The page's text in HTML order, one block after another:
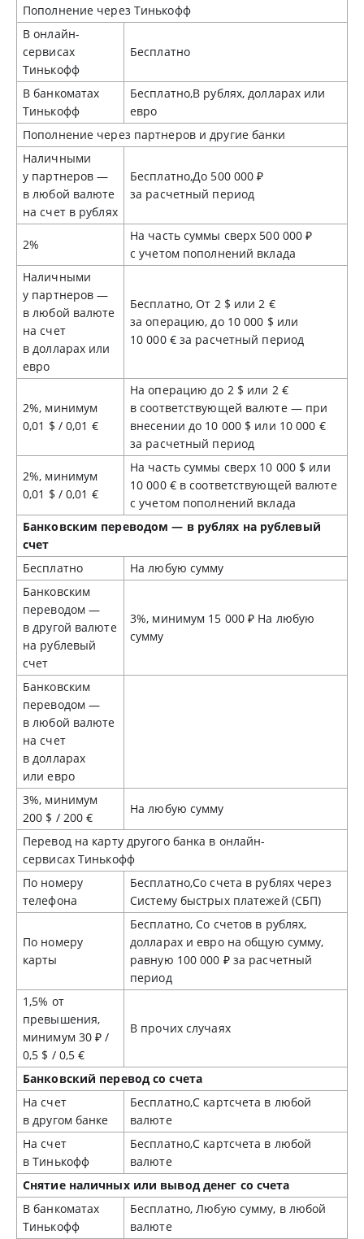
Пополнение через Тинькофф
В онлайн-
сервисах
Тинькофф
Бесплатно
В банкоматах
Тинькофф
Бесплатно,В рублях, долларах или
евро
Пополнение через партнеров и другие банки
Наличными
у партнеров —
в любой валюте
на счет в рублях
Бесплатно,До 500 000 ₽
за расчетный период
2%
На часть суммы сверх 500 000 ₽
с учетом пополнений вклада
Наличными
у партнеров —
в любой валюте
на счет
в долларах или
евро
Бесплатно, От 2 $ или 2 €
за операцию, до 10 000 $ или
10 000 € за расчетный период
2%, минимум
0,01 $ / 0,01 €
На операцию до 2 $ или 2 €
в соответствующей валюте — при
внесении до 10 000 $ или 10 000 €
за расчетный период
2%, минимум
0,01 $ / 0,01 €
На часть суммы сверх 10 000 $ или
10 000 € в соответствующей валюте
с учетом пополнений вклада
Банковским переводом — в рублях на рублевый
счет
Бесплатно
На любую сумму
Банковским
переводом —
в другой валюте
на рублевый
счет
3%, минимум 15 000 ₽ На любую
сумму
Банковским
переводом —
в любой валюте
на счет
в долларах
или евро
3%, минимум
200 $ / 200 €
На любую сумму
Перевод на карту другого банка в онлайн-
сервисах Тинькофф
По номеру
телефона
Бесплатно,Со счета в рублях через
Систему быстрых платежей (СБП)
По номеру
карты
Бесплатно, Со счетов в рублях,
долларах и евро на общую сумму,
равную 100 000 ₽ за расчетный
период
1,5% от
превышения,
минимум 30 ₽ /
0,5 $ / 0,5 €
В прочих случаях
Банковский перевод со счета
На счет
в другом банке
Бесплатно,С картсчета в любой
валюте
На счет
в Тинькофф
Бесплатно,С картсчета в любой
валюте
Снятие наличных или вывод денег со счета
В банкоматах
Тинькофф
Бесплатно, Любую сумму, в любой
валюте